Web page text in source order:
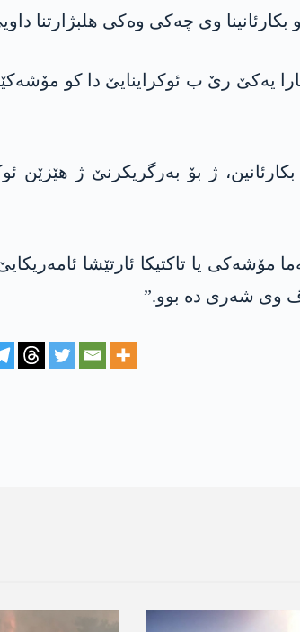
وی چەکی وەکی ھلبژارتنا
یەکێ رێ ب ئوکراینایێ دا کو
ژ بۆ بەرگریکرنێ ژ ھێزێن
وی شەری دە بوو.”